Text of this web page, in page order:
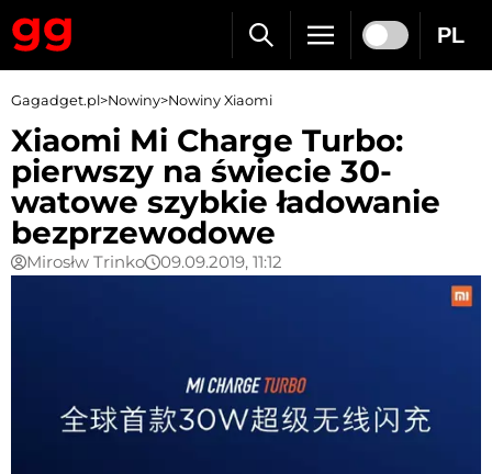
PL
Gagadget.pl>Nowiny>Nowiny Xiaomi
Xiaomi Mi Charge Turbo:
pierwszy na świecie 30-
watowe szybkie ładowanie
bezprzewodowe
Mirosłw Trinko 09.09.2019, 11:12